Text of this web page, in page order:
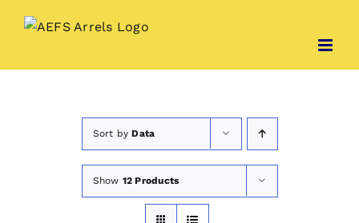
Sort byData
Show 12 Products